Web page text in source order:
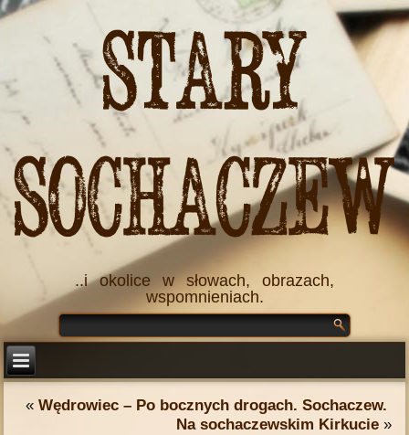
Stary
Sochaczew
..i okolice w słowach, obrazach,
wspomnieniach.
« Wędrowiec – Po bocznych drogach. Sochaczew.
Na sochaczewskim Kirkucie»